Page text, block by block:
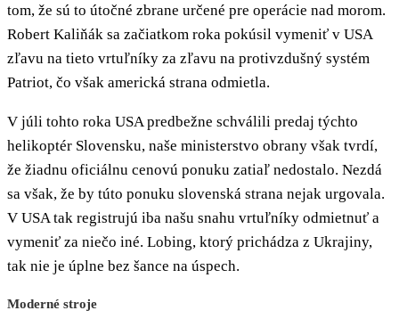
tom, že sú to útočné zbrane určené pre operácie nad morom.
Robert Kaliňák sa začiatkom roka pokúsil vymeniť v USA
zľavu na tieto vrtuľníky za zľavu na protivzdušný systém
Patriot, čo však americká strana odmietla.
V júli tohto roka USA predbežne schválili predaj týchto
helikoptér Slovensku, naše ministerstvo obrany však tvrdí,
že žiadnu oficiálnu cenovú ponuku zatiaľ nedostalo. Nezdá
sa však, že by túto ponuku slovenská strana nejak urgovala.
V USA tak registrujú iba našu snahu vrtuľníky odmietnuť a
vymeniť za niečo iné. Lobing, ktorý prichádza z Ukrajiny,
tak nie je úplne bez šance na úspech.
Moderné stroje